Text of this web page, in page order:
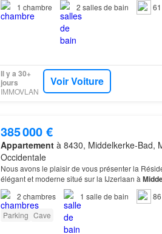
1 chambre 2 salles de bain 61
Il y a 30+
jours
IMMOVLAN
Voir Voiture
385 000 €
Appartementà 8430, Middelkerke-Bad,
Occidentale
Nous avons le plaisir de vous présenter la
élégant et moderne situé sur la IJzerlaan à
2 chambres 1 salle de bain
86
Parking Cave